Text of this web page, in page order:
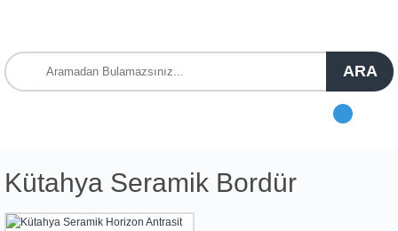
ARA
Kütahya Seramik Bordür